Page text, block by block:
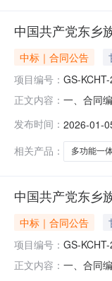
中国共产党东乡
中标｜合同公告
项目编号： GS-
正文内容： 一、合同
族自治县
发布时间： 2026-01-
相关产品：
多功能一
中国共产党东乡
中标｜合同公告
项目编号： GS-
正文内容： 一、合同